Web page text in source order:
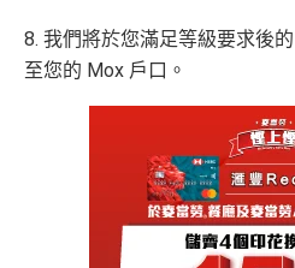
超市神卡 3%：在全港超市 (
l 等) 簽賬，無條件享
外幣神卡免1.95%手續費：
外幣手續費及CBF
介面體驗 (UX)：App 介面極
傳統銀行 App 好用得多。
8. 我們將於您滿足等級要求後
至您的 Mox 戶口。